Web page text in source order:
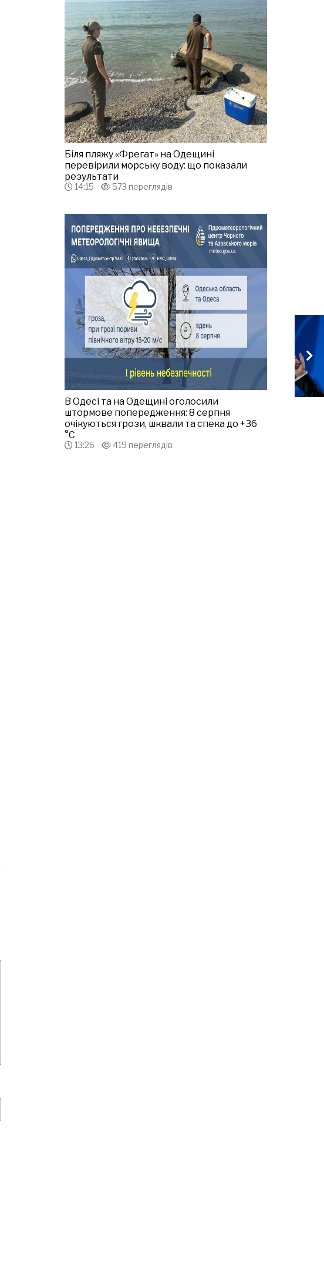
Біля пляжу «Фрегат» на Одещині
перевірили морську воду: що показали
результати
14:15 573 переглядів
В Одесі та на Одещині оголосили
штормове попередження: 8 серпня
очікуються грози, шквали та спека до +36
°С
13:26 419 переглядів